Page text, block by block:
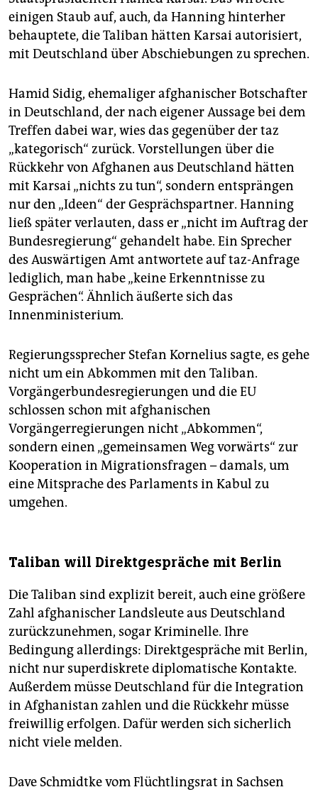
einigen Staub auf, auch, da Hanning hinterher
behauptete, die Taliban hätten Karsai autorisiert,
mit Deutschland über Abschiebungen zu sprechen.
Hamid Sidig, ehemaliger afghanischer Botschafter
in Deutschland, der nach eigener Aussage bei dem
Treffen dabei war, wies das gegenüber der taz
„kategorisch“ zurück. Vorstellungen über die
Rückkehr von Afghanen aus Deutschland hätten
mit Karsai „nichts zu tun“, sondern entsprängen
nur den „Ideen“ der Gesprächspartner. Hanning
ließ später verlauten, dass er „nicht im Auftrag der
Bundesregierung“ gehandelt habe. Ein Sprecher
des Auswärtigen Amt antwortete auf taz-Anfrage
lediglich, man habe „keine Erkenntnisse zu
Gesprächen“. Ähnlich äußerte sich das
Innenministerium.
Regierungssprecher Stefan Kornelius sagte, es gehe
nicht um ein Abkommen mit den Taliban.
Vorgängerbundesregierungen und die EU
schlossen schon mit afghanischen
Vorgängerregierungen nicht „Abkommen“,
sondern einen „gemeinsamen Weg vorwärts“ zur
Kooperation in Migrationsfragen – damals, um
eine Mitsprache des Parlaments in Kabul zu
umgehen.
Taliban will Direktgespräche mit Berlin
Die Taliban sind explizit bereit, auch eine größere
Zahl afghanischer Landsleute aus Deutschland
zurückzunehmen, sogar Kriminelle. Ihre
Bedingung allerdings: Direktgespräche mit Berlin,
nicht nur superdiskrete diplomatische Kontakte.
Außerdem müsse Deutschland für die Integration
in Afghanistan zahlen und die Rückkehr müsse
freiwillig erfolgen. Dafür werden sich sicherlich
nicht viele melden.
Dave Schmidtke vom Flüchtlingsrat in Sachsen